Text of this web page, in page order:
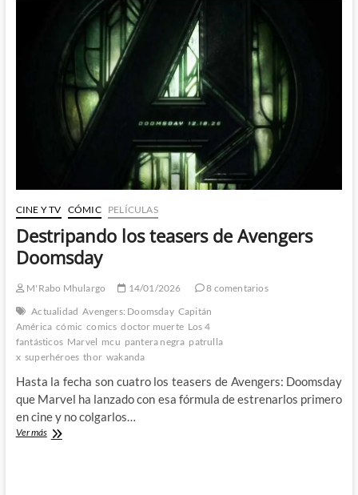
Doomsday
CINE Y TV CÓMIC PELÍCULAS
Destripando los teasers de Avengers
Doomsday
M'Rabo Mhulargo 14/01/2026
8 comentarios
Actualidad Avengers: Doomsday Capitán
América cómic comics doctor muerte Los 4
fantásticos Marvel mcu pantera negra patrulla
x superhéroes thor wakanda
Hasta la fecha son cuatro los teasers de Avengers: Doomsday
que Marvel ha lanzado con esa fórmula de estrenarlos primero
en cine y no colgarlos…
Ver másDestripando